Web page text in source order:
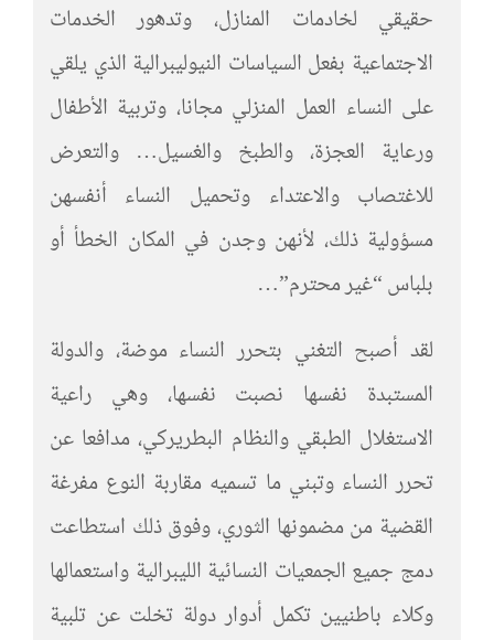
حقيقي لخادمات المنازل، وتدهور الخدمات
الاجتماعية بفعل السياسات النيوليبرالية الذي يلقي
على النساء العمل المنزلي مجانا، وتربية الأطفال
ورعاية العجزة، والطبخ والغسيل… والتعرض
للاغتصاب والاعتداء وتحميل النساء أنفسهن
مسؤولية ذلك، لأنهن وجدن في المكان الخطأ أو
بلباس “غير محترم”…
لقد أصبح التغني بتحرر النساء موضة، والدولة
المستبدة نفسها نصبت نفسها، وهي راعية
الاستغلال الطبقي والنظام البطريركي، مدافعا عن
تحرر النساء وتبني ما تسميه مقاربة النوع مفرغة
القضية من مضمونها الثوري، وفوق ذلك استطاعت
دمج جميع الجمعيات النسائية الليبرالية واستعمالها
وكلاء باطنيين تكمل أدوار دولة تخلت عن تلبية